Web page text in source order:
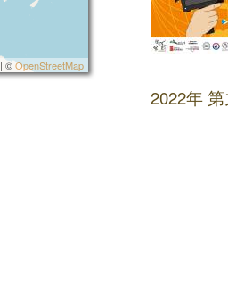
| ©OpenStreetMap
2022年